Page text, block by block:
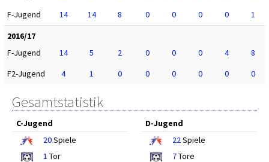
F-Jugend
14 14 8 0 0 0 0
1
2016/17
F-Jugend
14 5 2 0 0 0 4
8
F2-Jugend
4 1 0 0 0 0 0 0
Gesamtstatistik
C-Jugend
20Spiele
1 Tor
D-Jugend
22Spiele
7Tore